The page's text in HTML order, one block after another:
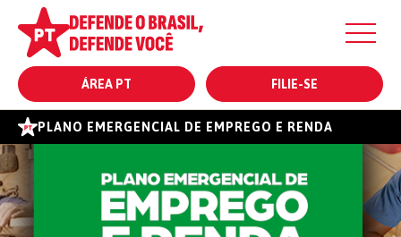
ÁREA PT FILIE-SE
PLANO EMERGENCIAL DE EMPREGO E RENDA